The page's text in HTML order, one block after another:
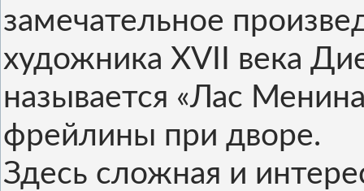
замечательное
художника XVII века
называется «Лас
фрейлины при дворе.
Здесь сложная и